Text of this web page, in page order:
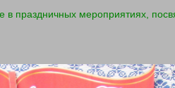
в праздничных мероприятиях,